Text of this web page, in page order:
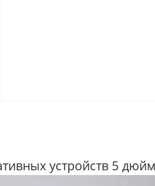
устройств 5